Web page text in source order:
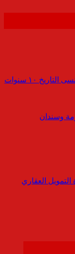
كلمة حق : د.شاكر أديت ماعليك .. لن ينسى التاريخ ١٠ سنوات
وسندان
العقاري